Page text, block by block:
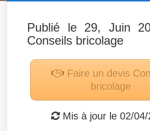
Publié le 29, Juin
Conseils bricolage
Faire un devis
bricolage
Mis à jour le02/